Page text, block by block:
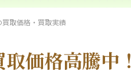
取価格・買取実績
価格高騰中！